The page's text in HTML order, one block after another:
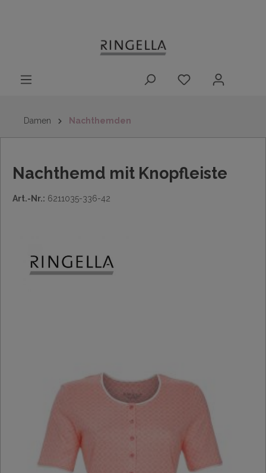
Damen Nachthemden
Nachthemd mit Knopfleiste
Art.-Nr.: 6211035-336-42